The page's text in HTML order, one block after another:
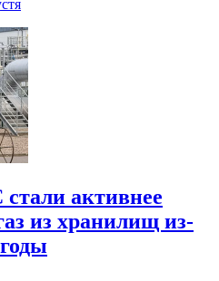
активнее
из хранилищ из-